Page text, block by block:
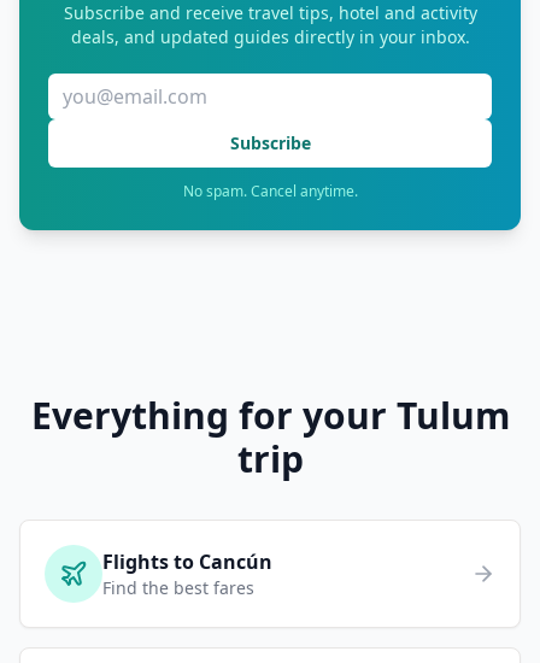
Subscribe and receive travel tips, hotel and activity
deals, and updated guides directly in your inbox.
Subscribe
No spam. Cancel anytime.
Everything for your Tulum
trip
Flights to Cancún
Find the best fares